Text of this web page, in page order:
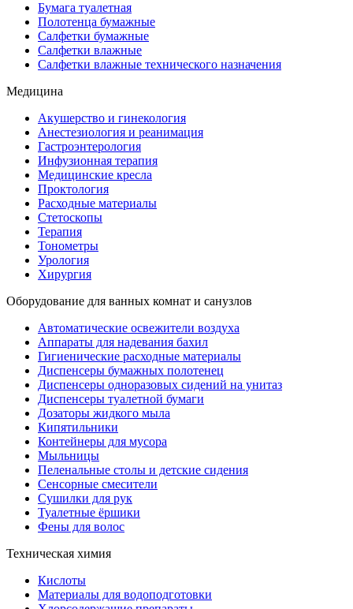
Бумага туалетная
Полотенца бумажные
Салфетки бумажные
Салфетки влажные
Салфетки влажные технического назначения
Медицина
Акушерство и гинекология
Анестезиология и реанимация
Гастроэнтерология
Инфузионная терапия
Медицинские кресла
Проктология
Расходные материалы
Стетоскопы
Терапия
Тонометры
Урология
Хирургия
Оборудование для ванных комнат и санузлов
Автоматические освежители воздуха
Аппараты для надевания бахил
Гигиенические расходные материалы
Диспенсеры бумажных полотенец
Диспенсеры одноразовых сидений на унитаз
Диспенсеры туалетной бумаги
Дозаторы жидкого мыла
Кипятильники
Контейнеры для мусора
Мыльницы
Пеленальные столы и детские сидения
Сенсорные смесители
Сушилки для рук
Туалетные ёршики
Фены для волос
Техническая химия
Кислоты
Материалы для водоподготовки